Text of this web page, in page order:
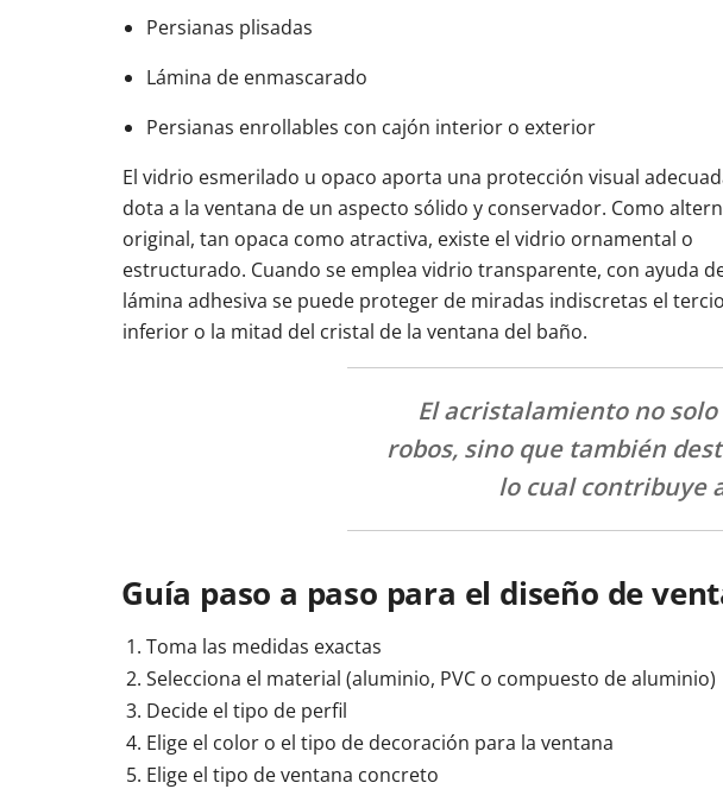
Persianas plisadas
Lámina de enmascarado
Persianas enrollables con cajón interior o exterior
El vidrio esmerilado u opaco aporta una protección visual
dota a la ventana de un aspecto sólido y conservador. Como
original, tan opaca como atractiva, existe el vidrio ornamental o
estructurado. Cuando se emplea vidrio transparente, con ayuda
lámina adhesiva se puede proteger de miradas indiscretas el tercio
inferior o la mitad del cristal de la ventana del baño.
El acristalamiento no
robos, sino que también
lo cual contribuye
Guía paso a paso para el diseño de
Toma las medidas exactas
Selecciona el material (aluminio, PVC o compuesto de aluminio)
Decide el tipo de perfil
Elige el color o el tipo de decoración para la ventana
Elige el tipo de ventana concreto